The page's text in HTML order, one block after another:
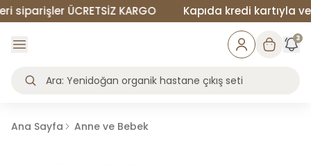
ÜCRETSİZ KARGO Kapıda kredi kartıyla
3
Ana Sayfa Anne ve Bebek